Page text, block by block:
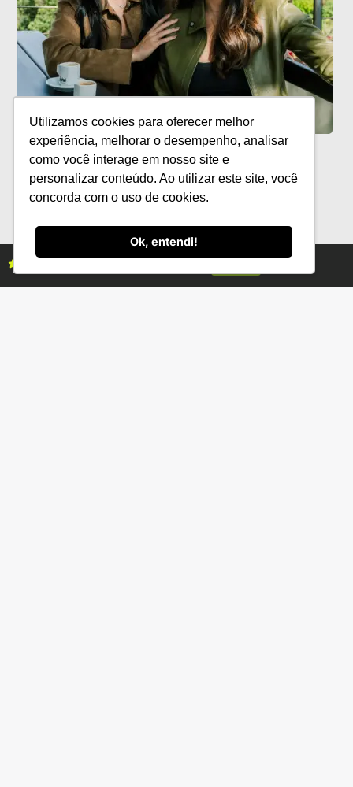
Utilizamos cookies para oferecer melhor
experiência, melhorar o desempenho, analisar
como você interage em nosso site e
personalizar conteúdo. Ao utilizar este site, você
concorda com o uso de cookies.
Ok, entendi!
Mulheres no Agro reúne lideranças no
9º Encontro ABCZ Mulher